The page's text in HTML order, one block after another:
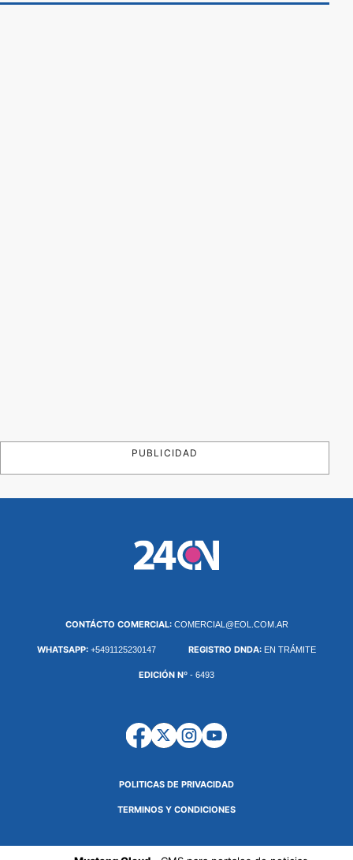
PUBLICIDAD
CONTÁCTO COMERCIAL: COMERCIAL@EOL.COM.AR
WHATSAPP: +5491125230147 REGISTRO DNDA: EN TRÁMITE
EDICIÓN Nº - 6493
POLITICAS DE PRIVACIDAD
TERMINOS Y CONDICIONES